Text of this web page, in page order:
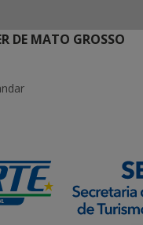
DE MATO GROSSO